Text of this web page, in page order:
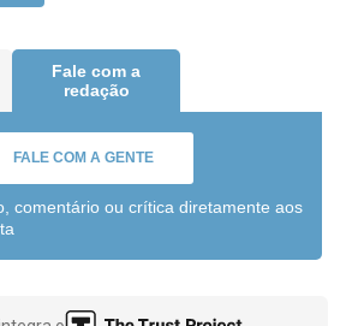
Fale com a
redação
FALE COM A GENTE
comentário ou crítica diretamente aos